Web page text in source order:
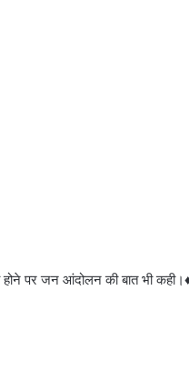
होने पर जन आंदोलन की बात भी